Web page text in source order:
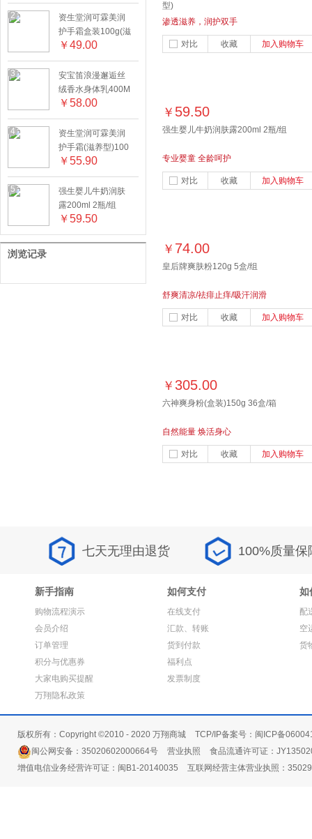
2
资生堂润可霖美润
护手霜盒装100g(滋
养型)
￥49.00
3
安宝笛浪漫邂逅丝
绒香水身体乳400M
L￥58.00
4
资生堂润可霖美润
护手霜(滋养型)100
g+30g
￥55.90
5
强生婴儿牛奶润肤
露200ml 2瓶/组
￥59.50
浏览记录
型)
渗透滋养，润护双手
对比 收藏 加入购物车
￥ 59.50
强生婴儿牛奶润肤露200ml 2瓶/组
专业婴童 全龄呵护
对比 收藏 加入购物车
￥ 74.00
皇后牌爽肤粉120g 5盒/组
舒爽清凉/祛痱止痒/吸汗润滑
对比 收藏 加入购物车
￥ 305.00
六神爽身粉(盒装)150g 36盒/箱
自然能量 焕活身心
对比 收藏 加入购物车
七天无理由退货 100%质量保
新手指南
购物流程演示
会员介绍
订单管理
积分与优惠券
大家电购买提醒
万翔隐私政策
如何支付
在线支付
汇款、转账
货到付款
福利点
发票制度
如
配
空
货
版权所有：Copyright ©2010 - 2020 万翔商城
TCP/IP备案号：闽ICP备
闽公网安备：35020602000664号
营业执照
食品流通许可证：
增值电信业务经营许可证：闽B1-20140035
互联网经营主体营业执照：